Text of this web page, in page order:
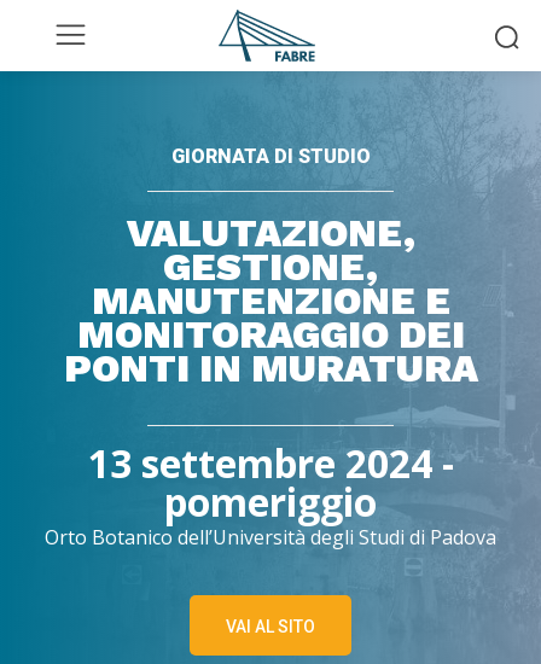
GIORNATA DI STUDIO
VALUTAZIONE,
GESTIONE,
MANUTENZIONE E
MONITORAGGIO DEI
PONTI IN MURATURA
13 settembre 2024 -
pomeriggio
Orto Botanico dell’Università degli Studi di Padova
VAI AL SITO